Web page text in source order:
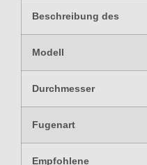
Beschreibung des
Modell
Durchmesser
Fugenart
Empfohlene